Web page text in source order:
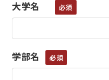
大学名
学部名